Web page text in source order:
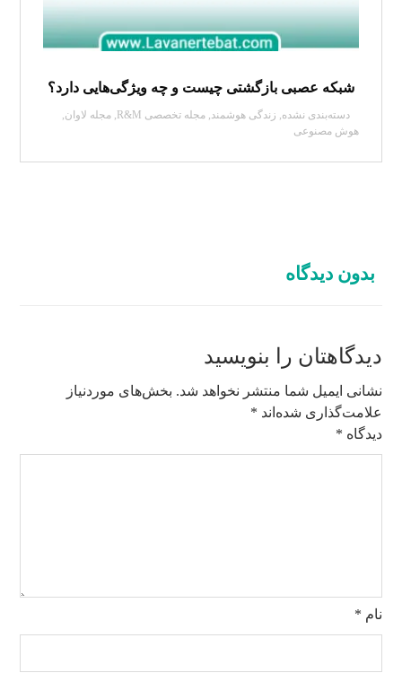
شبکه عصبی بازگشتی چیست و چه ویژگی‌هایی دارد؟
دسته‌بندی نشده زندگی هوشمند ,مجله تخصصی R&M ,مجله لاوان
هوش مصنوعی
بدون دیدگاه
دیدگاهتان را بنویسید
نشانی ایمیل شما منتشر نخواهد شد. بخش‌های موردنیاز
علامت‌گذاری شده‌اند *
دیدگاه *
نام *